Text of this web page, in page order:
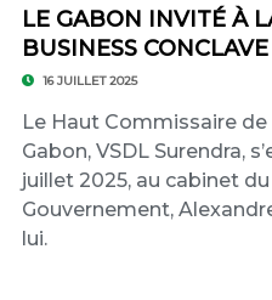
LE GABON INVITÉ À
BUSINESS CONCLAVE
16 JUILLET 2025
Le Haut Commissaire de
Gabon, VSDL Surendra,
juillet 2025, au cabinet
Gouvernement,
lui.